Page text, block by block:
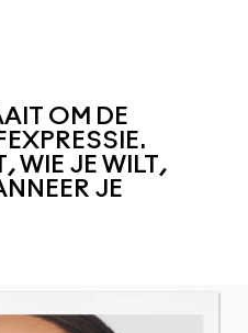
OM DE
WIE JE WILT,
JE